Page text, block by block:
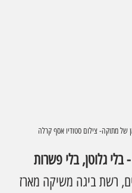
של מתוקה- צילום סטודיו אסף קרלה
רשת ביגה משיקה מארז